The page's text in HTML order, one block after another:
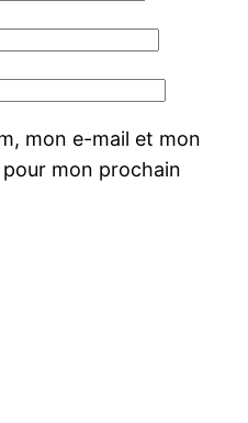
mon e-mail et mon
mon prochain